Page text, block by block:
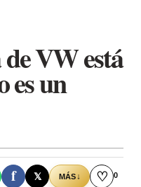
VW está
es un
f 𝕏 MÁS↓ ♡ 0